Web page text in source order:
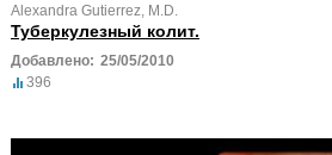
Alexandra Gutierrez, M.D.
Туберкулезный колит.
Добавлено: 25/05/2010
396